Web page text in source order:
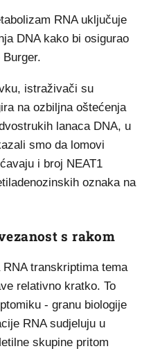
RNA uključuje
DNA kako bi osigurao
istraživači su
na ozbiljna oštećenja
lanaca DNA, u
smo da lomovi
i broj NEAT1
oznaka na
s rakom
transkriptima tema
relativno kratko. To
- granu biologije
RNA sudjeluju u
skupine pritom